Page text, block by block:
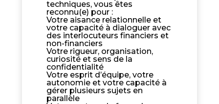
techniques, vous êtes
reconnu(e) pour :
Votre aisance relationnelle et
votre capacité à dialoguer avec
des interlocuteurs financiers et
non-financiers
Votre rigueur, organisation,
curiosité et sens de la
confidentialité
Votre esprit d’équipe, votre
autonomie et votre capacité à
gérer plusieurs sujets en
parallèle